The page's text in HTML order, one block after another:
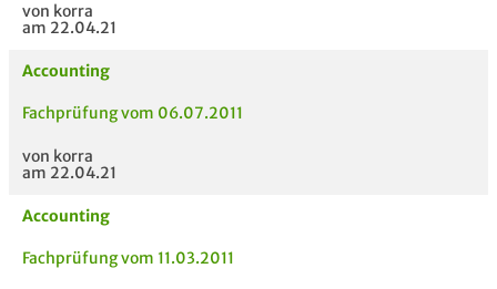
von korra
am 22.04.21
Accounting
Fachprüfung vom 06.07.2011
von korra
am 22.04.21
Accounting
Fachprüfung vom 11.03.2011